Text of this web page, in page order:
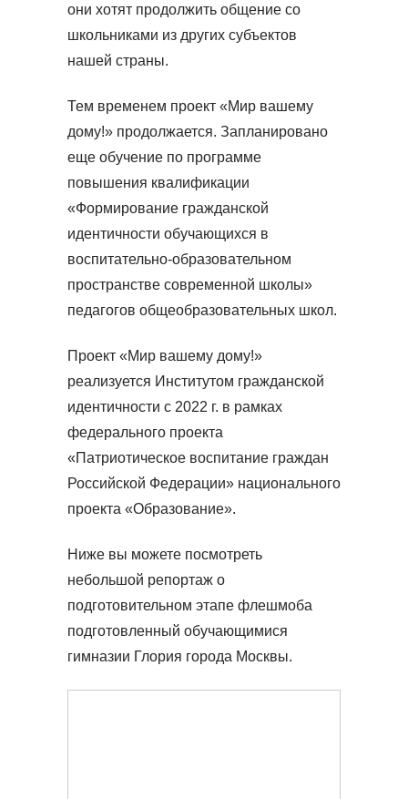
они хотят продолжить общение со
школьниками из других субъектов
нашей страны.
Тем временем проект «Мир вашему
дому!» продолжается. Запланировано
еще обучение по программе
повышения квалификации
«Формирование гражданской
идентичности обучающихся в
воспитательно-образовательном
пространстве современной школы»
педагогов общеобразовательных школ.
Проект «Мир вашему дому!»
реализуется Институтом гражданской
идентичности с 2022 г. в рамках
федерального проекта
«Патриотическое воспитание граждан
Российской Федерации» национального
проекта «Образование».
Ниже вы можете посмотреть
небольшой репортаж о
подготовительном этапе флешмоба
подготовленный обучающимися
гимназии Глория города Москвы.